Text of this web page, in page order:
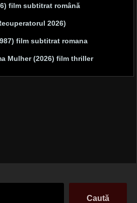
film subtitrat română
2026)
film subtitrat romana
Mulher (2026) film thriller
Caută